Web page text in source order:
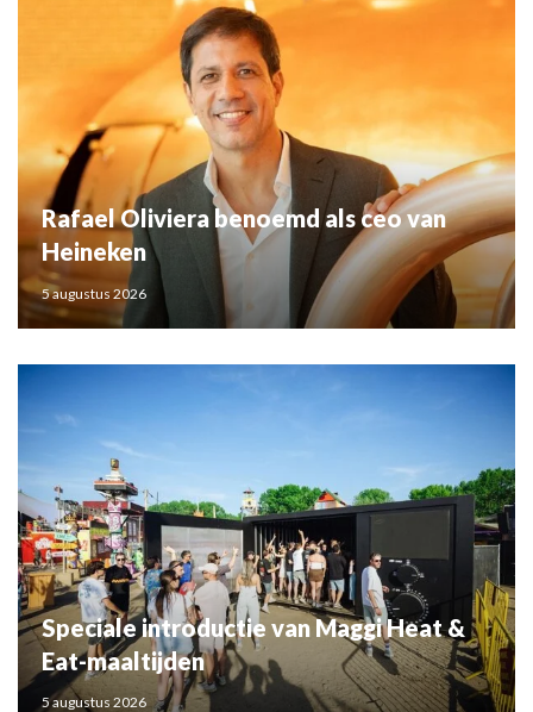
Rafael Oliviera benoemd als ceo van
Heineken
5 augustus 2026
Speciale introductie van Maggi Heat &
Eat-maaltijden
5 augustus 2026